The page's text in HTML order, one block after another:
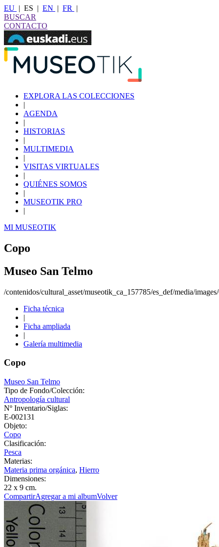
EU | ES | EN | FR
|
BUSCAR
CONTACTO
EXPLORA LAS COLECCIONES
|
AGENDA
|
HISTORIAS
|
MULTIMEDIA
|
VISITAS VIRTUALES
|
QUIÉNES SOMOS
|
MUSEOTIK PRO
|
MI MUSEOTIK
Copo
Museo San Telmo
/contenidos/cultural_asset/museotik_ca_157785/es_def/media/
Ficha técnica
|
Ficha ampliada
|
Galería multimedia
Copo
Museo San Telmo
Tipo de Fondo/Colección:
Antropología cultural
Nº Inventario/Siglas:
E-002131
Objeto:
Copo
Clasificación:
Pesca
Materias:
Materia prima orgánica, Hierro
Dimensiones:
22 x 9 cm.
CompartirAgregar a mi albumVolver